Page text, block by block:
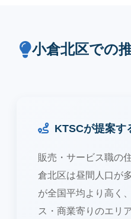
小倉北区での
KTSCが提案す
販売・サービス職の
倉北区は昼間人口が
が全国平均より高く
ス・商業寄りのエリ